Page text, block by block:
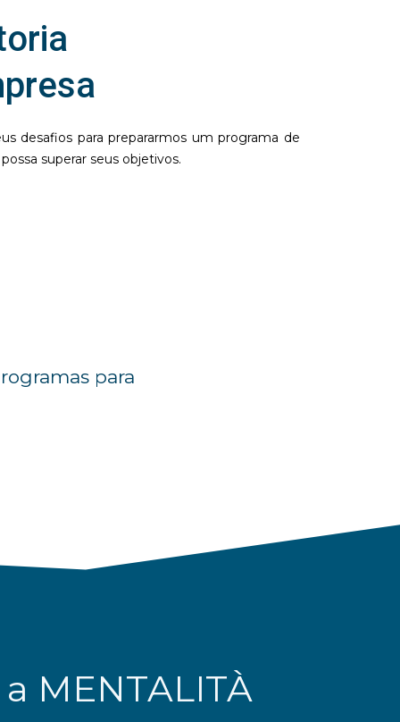
desafios para prepararmos um programa de
superar seus objetivos.
para
MENTALITÀ